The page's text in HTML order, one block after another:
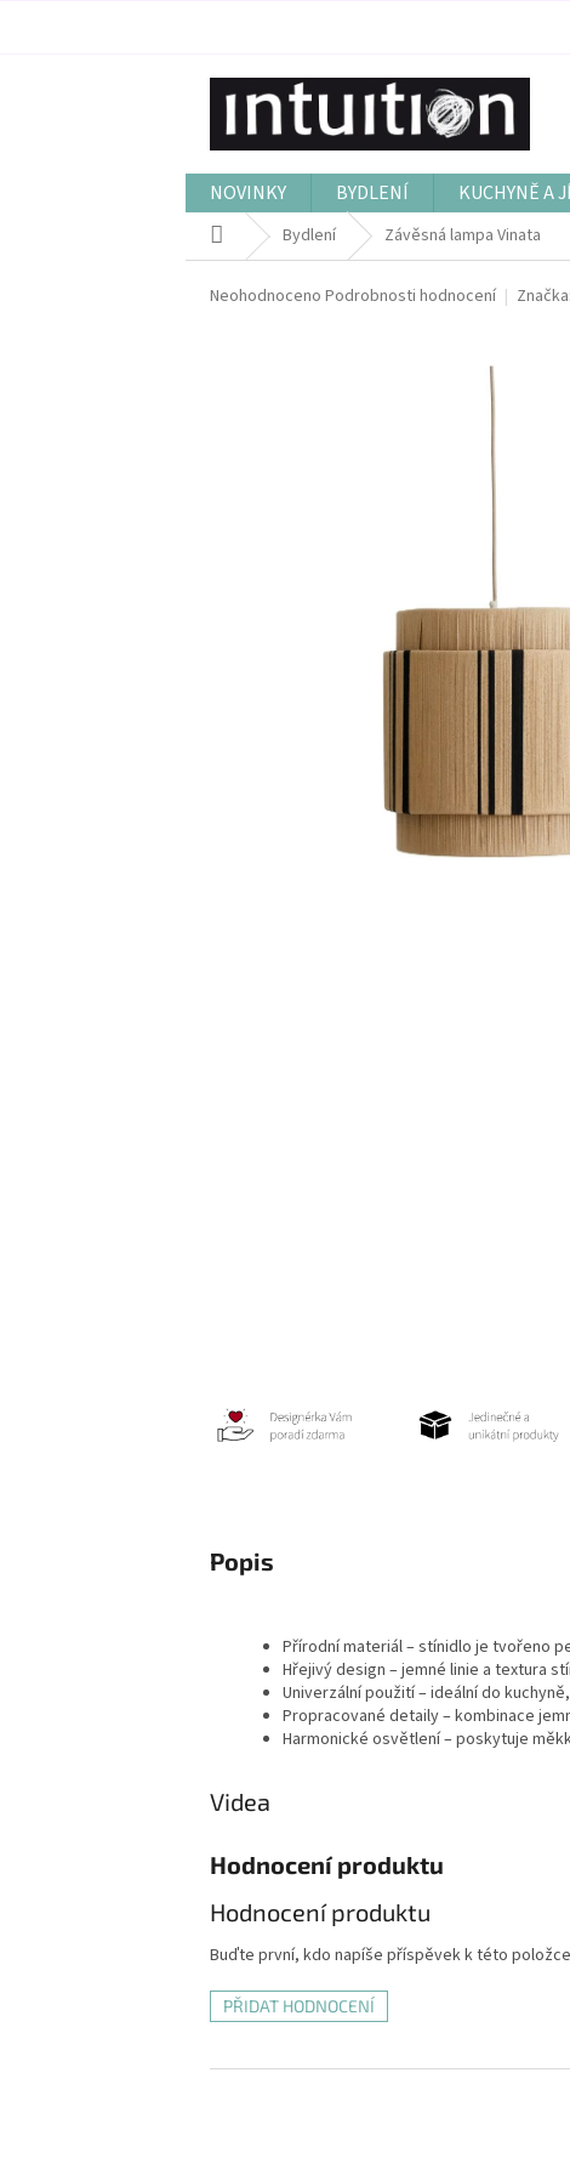
NOVINKY BYDLENÍ KUCHYNĚ A
Domů Bydlení Závěsná lampa Vinata
Průměrné
Neohodnoceno Podrobnosti hodnocení Značka:
Popis
Přírodní materiál – stínidlo je tvořeno
Hřejivý design – jemné linie a textura
Univerzální použití – ideální do
Propracované detaily – kombinace
Harmonické osvětlení – poskytuje
Videa
Hodnocení produktu
Hodnocení produktu
Buďte první, kdo napíše příspěvek k této
PŘIDAT HODNOCENÍ